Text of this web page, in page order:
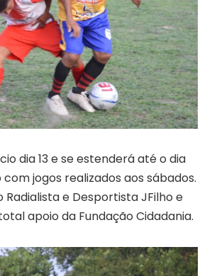
dia 13 e se estenderá até o dia
jogos realizados aos sábados.
Radialista e Desportista JFilho e
apoio da Fundação Cidadania.